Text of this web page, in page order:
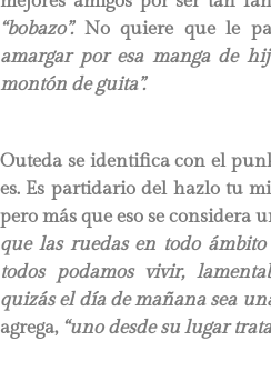
“bobazo”. No quiere que le
amargar por esa manga de
montón de guita”.
Outeda se identifica con el
es. Es partidario del hazlo tu
pero más que eso se considera
que las ruedas en todo
todos podamos vivir,
quizás el día de mañana sea
agrega, “uno desde su lugar